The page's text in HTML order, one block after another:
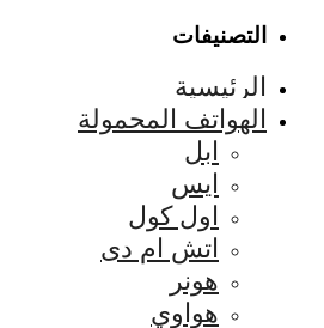
التصنيفات
الرئيسية
الهواتف المحمولة
ابل
ايس
اول كول
اتش ام دى
هونر
هواوي